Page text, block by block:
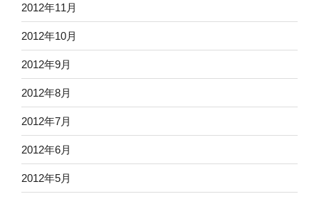
2012年11月
2012年10月
2012年9月
2012年8月
2012年7月
2012年6月
2012年5月